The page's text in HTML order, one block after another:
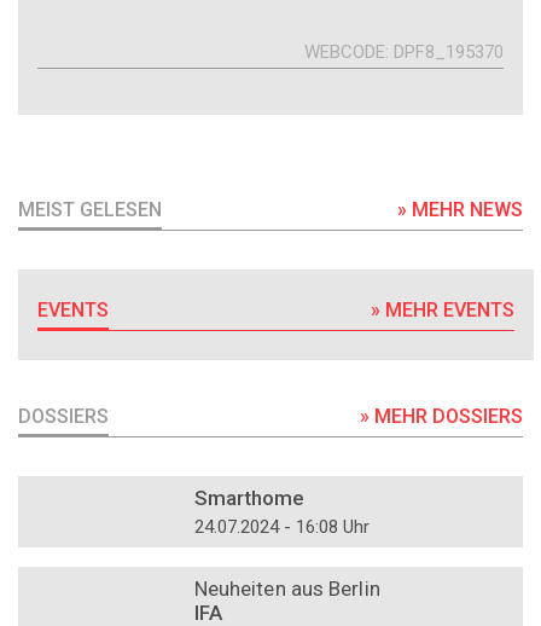
WEBCODE DPF8_195370
MEIST GELESEN » MEHR NEWS
EVENTS » MEHR EVENTS
DOSSIERS » MEHR DOSSIERS
Smarthome
24.07.2024 - 16:08 Uhr
Neuheiten aus Berlin
IFA